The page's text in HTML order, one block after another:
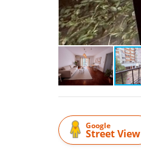
Google
Street View